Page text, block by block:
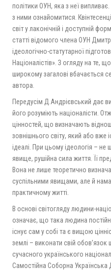
політики ОУН, яка з неї
з ними ознайомитися.
світ у лаконічній і доступній
статті відомого члена ОУН
ідеологічно-статутарної
Націоналістів». З огляду на те,
широкому загалові вбачається
автора.
Передусім Д.Андрієвський дає
його розуміють націоналісти.
цінностей, що визначають
зовнішнього світу, який або вже
ідеалі. При цьому ідеологія – не
явище, рушійна сила життя. Її
Вона не лише теоретично
суспільними явищами, але й
практичному житті.
В основі світогляду людини-
означає, що така людина
існує сам у собі та є вищою
землі – виконати свій
сучасного українського
Самостійна Соборна Українська